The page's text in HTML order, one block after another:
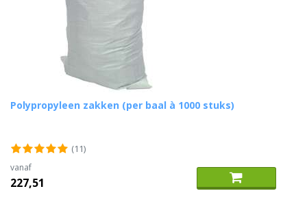
Polypropyleen zakken (per baal à 1000 stuks)
(11)
vanaf
227,51